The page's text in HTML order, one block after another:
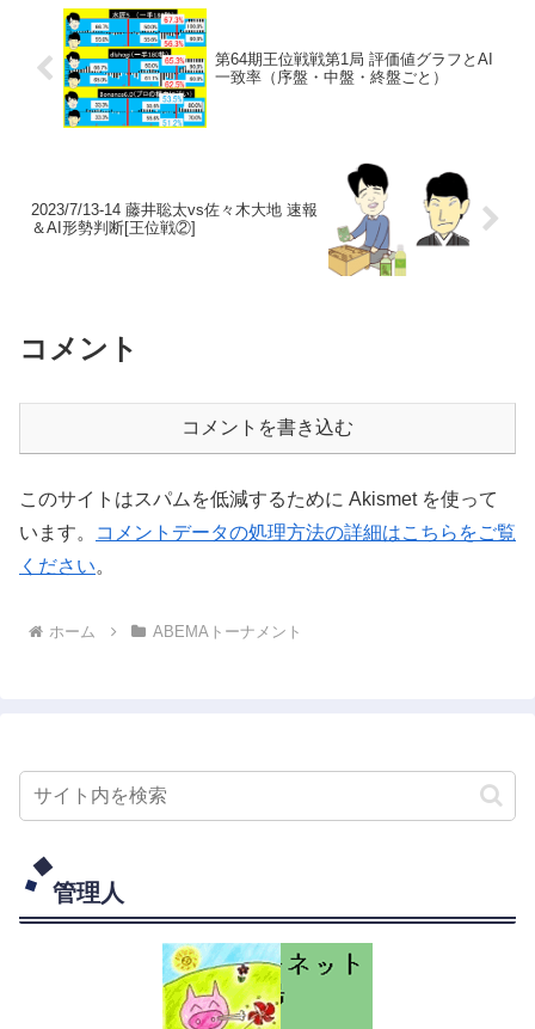
第64期王位戦戦第1局 評価値グラフとAI
一致率（序盤・中盤・終盤ごと）
2023/7/13-14 藤井聡太vs佐々木大地 速報
＆AI形勢判断[王位戦②]
コメント
コメントを書き込む
このサイトはスパムを低減するために Akismet を使って
います。
コメントデータの処理方法の詳細はこちらをご覧
ください。
ホーム ABEMAトーナメント
管理人